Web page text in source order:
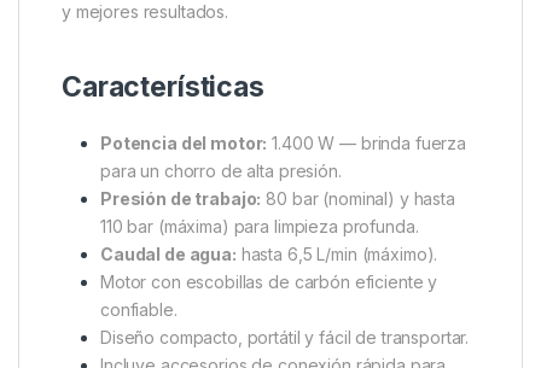
y mejores resultados.
Características
Potencia del motor: 1.400 W — brinda fuerza
para un chorro de alta presión.
Presión de trabajo: 80 bar (nominal) y hasta
110 bar (máxima) para limpieza profunda.
Caudal de agua: hasta 6,5 L/min (máximo).
Motor con escobillas de carbón eficiente y
confiable.
Diseño compacto, portátil y fácil de transportar.